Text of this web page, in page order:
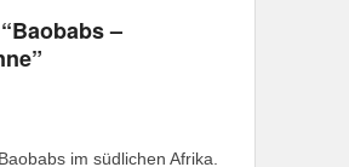
–
im südlichen Afrika.